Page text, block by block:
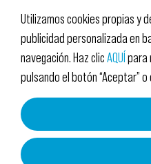
Utilizamos cookies propias y
publicidad personalizada en
navegación. Haz clicAQUÍpara
pulsando el botón “Aceptar”